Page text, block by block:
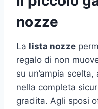
nozze
La lista nozze
regalo di non
su un’ampia
nella completa
gradita. Agli sposi